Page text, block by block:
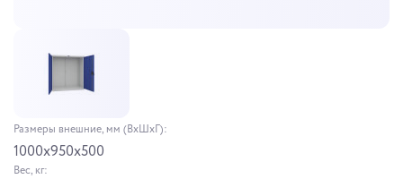
Размеры внешние, мм (ВхШхГ):
1000x950x500
Вес, кг: